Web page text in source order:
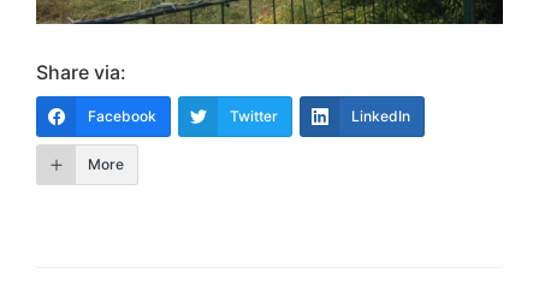
Share via:
Facebook Twitter LinkedIn
More